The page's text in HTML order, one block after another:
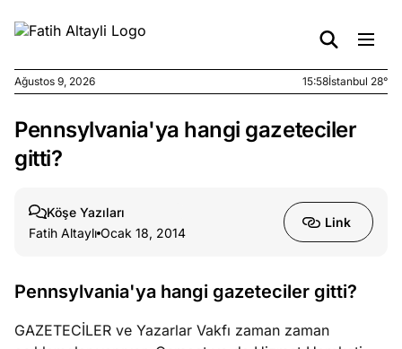
Ağustos
9, 2026
Ağustos
7, 2026
Ağustos 9, 2026 15:58İstanbul 28°
Pennsylvania'ya hangi gazeteciler
gitti?
Köşe Yazıları
Fatih Altaylı Ocak 18, 2014
Link
Pennsylvania'ya hangi gazeteciler gitti?
GAZETECİLER ve Yazarlar Vakfı zaman zaman